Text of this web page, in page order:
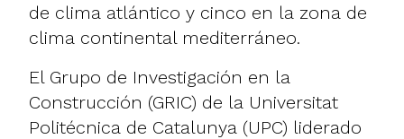
de clima atlántico y cinco en la zona de
clima continental mediterráneo.
El Grupo de Investigación en la
Construcción (GRIC) de la Universitat
Politécnica de Catalunya (UPC) liderado